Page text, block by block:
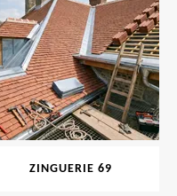
ZINGUERIE 69